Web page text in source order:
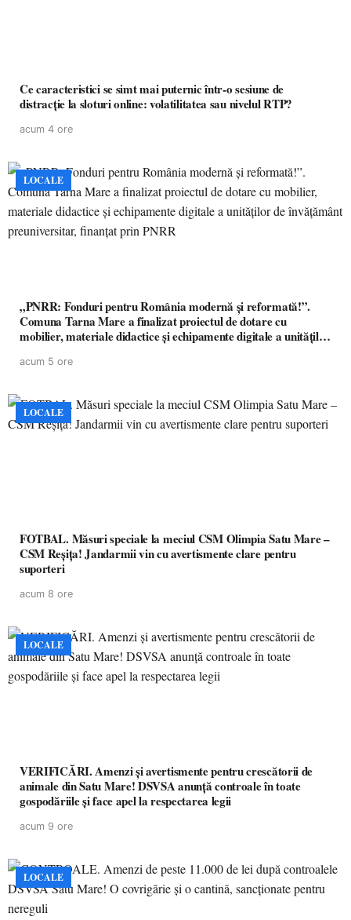
Ce caracteristici se simt mai puternic într-o sesiune de
distracție la sloturi online: volatilitatea sau nivelul RTP?
acum 4 ore
LOCALE
„PNRR: Fonduri pentru România modernă și reformată!”.
Comuna Tarna Mare a finalizat proiectul de dotare cu
mobilier, materiale didactice și echipamente digitale a unităților
acum 5 ore
LOCALE
FOTBAL. Măsuri speciale la meciul CSM Olimpia Satu Mare –
CSM Reșița! Jandarmii vin cu avertismente clare pentru
suporteri
acum 8 ore
LOCALE
VERIFICĂRI. Amenzi și avertismente pentru crescătorii de
animale din Satu Mare! DSVSA anunță controale în toate
gospodăriile și face apel la respectarea legii
acum 9 ore
LOCALE